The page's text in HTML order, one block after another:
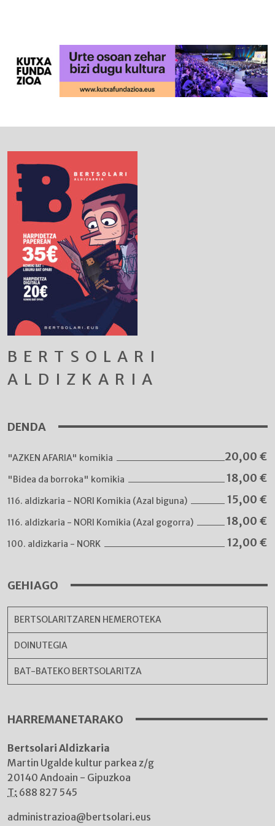
BERTSOLARI
ALDIZKARIA
DENDA
"AZKEN AFARIA" komikia 20,00 €
"Bidea da borroka" komikia 18,00 €
116. aldizkaria - NORI Komikia (Azal biguna) 15,00 €
116. aldizkaria - NORI Komikia (Azal gogorra) 18,00 €
100. aldizkaria - NORK 12,00 €
GEHIAGO
BERTSOLARITZAREN HEMEROTEKA
DOINUTEGIA
BAT-BATEKO BERTSOLARITZA
HARREMANETARAKO
Bertsolari Aldizkaria
Martin Ugalde kultur parkea z/g
20140 Andoain - Gipuzkoa
T: 688 827 545
administrazioa@bertsolari.eus